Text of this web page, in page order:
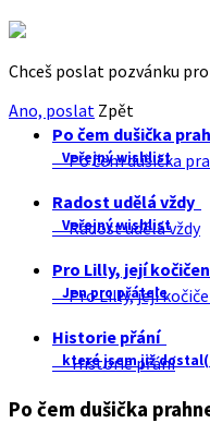
Chceš poslat pozvánku pro
Ano, poslat Zpět
Po čem dušička
Veřejný wishlist
Po čem dušička
Radost udělá vždy
Veřejný wishlist
Radost udělá vždy
Pro Lilly, její
Jen pro přátele
Pro Lilly, její
Historie přání
které jsem již
Historie přání
Po čem dušička